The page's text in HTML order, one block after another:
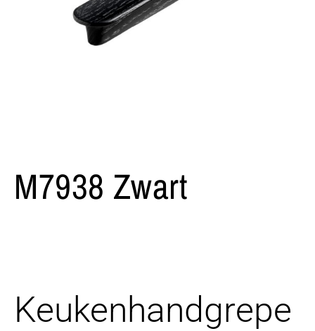
M7938 Zwart
Keukenhandgrepe